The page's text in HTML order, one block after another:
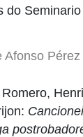
do
Afonso Pérez